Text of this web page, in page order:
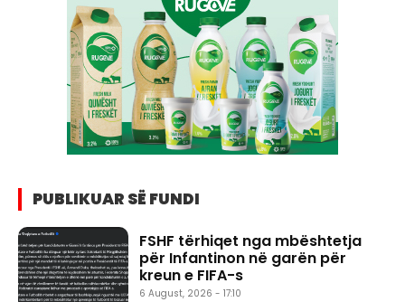
PUBLIKUAR SË FUNDI
FSHF tërhiqet nga mbështetja
për Infantinon në garën për
kreun e FIFA-s
6 August, 2026 - 17:10